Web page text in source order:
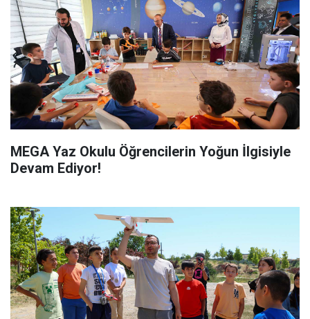
MEGA Yaz Okulu Öğrencilerin Yoğun İlgisiyle
Devam Ediyor!